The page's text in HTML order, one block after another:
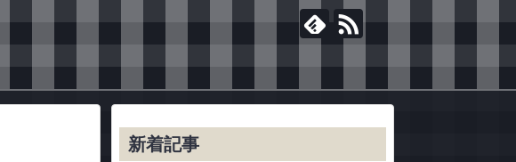
新着記事